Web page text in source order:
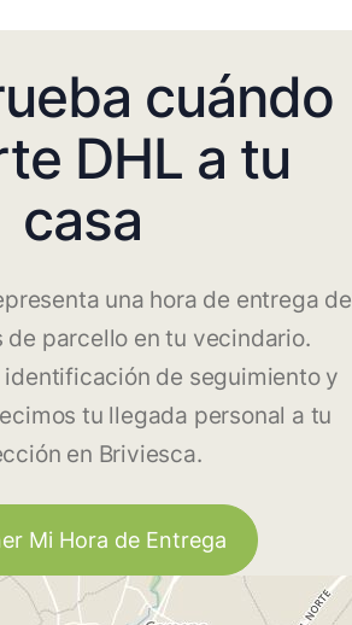
cuándo
DHL a tu
casa
una hora de entrega de
de parcello en tu vecindario.
de seguimiento y
tu llegada personal a tu
en Briviesca.
Mi Hora de Entrega